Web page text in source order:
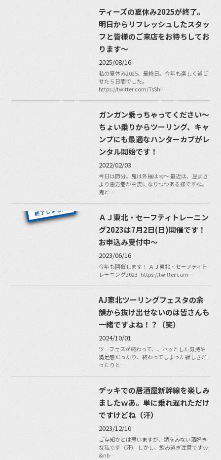
ティーズの夏休み2025が終了。
明日からリフレッシュしたスタッ
フと皆様のご来店をお待ちしてお
ります〜
2025/08/16
私の夏休み2025、最終日。今年も楽しく過ご
せた５日間でした。
https://twitter.com/TsShi…
ガンガン乗っちゃってください〜
ちょい乗りからツーリング、キャ
ンプにも最適なハンターカブがレ
ンタル開始です！
2022/02/03
今日は節分。鬼は外福は内〜 最近は、豆まき
より恵方巻が主流になりつつある様ですね。
鬼と…
ＡＪ東北・セーフティトレーニン
グ2023は7月2日(日)開催です！
お申込み受付中～
2023/06/16
今年も開催します！ ＡＪ東北・セーフティト
レーニング2023 https://twitter.com…
AJ東北ツーリングフェスタの余
韻から抜け出せないのは皆さんも
一緒ですよね！？（笑）
2024/10/01
ツーフェスが終わって、、ホッとした気持や
満足感だったり、終わってしまった寂しさだ
ったりと…
デッキでの居酒屋新幹線を楽しみ
ましたｗあ。単に乗れ遅れただけ
ですけどね（汗）
2023/12/10
ご存知かとは思いますが、類をみない酒好き
な私です（汗） しかし、飲み過ぎ注意ですｗ
&nb…